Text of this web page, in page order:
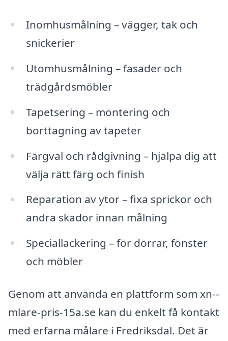
Inomhusmålning – vägger, tak och
snickerier
Utomhusmålning – fasader och
trädgårdsmöbler
Tapetsering – montering och
borttagning av tapeter
Färgval och rådgivning – hjälpa dig att
välja rätt färg och finish
Reparation av ytor – fixa sprickor och
andra skador innan målning
Speciallackering – för dörrar, fönster
och möbler
Genom att använda en plattform som xn--
mlare-pris-15a.se kan du enkelt få kontakt
med erfarna målare i Fredriksdal. Det är